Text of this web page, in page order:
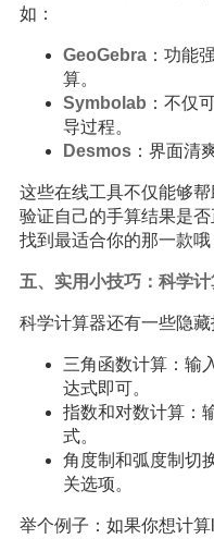
如：
GeoGebra：功能
算。
Symbolab ：不仅
导过程。
Desmos：界面清
这些在线工具不仅能够
验证自己的手算结果是
找到最适合你的那一款哦
五、实用小技巧：科学
科学计算器还有一些隐藏
三角函数计算：输
达式即可。
指数和对数计算：
式。
角度制和弧度制切
关选项。
举个例子：如果你想计